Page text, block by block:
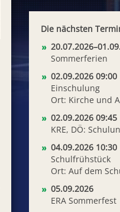
Die nächsten
Sommerferien
02.09.2026 09:00
Einschulung
Ort: Kirche und
02.09.2026 09:45
KRE, DÖ:
04.09.2026 10:30
Schulfrühstück
Ort: Auf dem
05.09.2026
ERA Sommerfest